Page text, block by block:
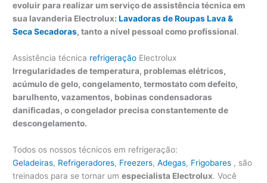
evoluir para realizar um serviço de assistência técnica em
sua lavanderia Electrolux:Lavadoras de RoupasLava &
SecaSecadoras, tanto a nível pessoal como profissional.
Assistência técnica refrigeração Electrolux
Irregularidades de temperatura, problemas elétricos,
acúmulo de gelo, congelamento, termostato com defeito,
barulhento, vazamentos, bobinas condensadoras
danificadas, o congelador precisa constantemente de
descongelamento.
Todos os nossos técnicos em refrigeração:
Geladeiras, Refrigeradores, Freezers,Adegas, Frigobares , são
treinados para se tornar umespecialista Electrolux. Você